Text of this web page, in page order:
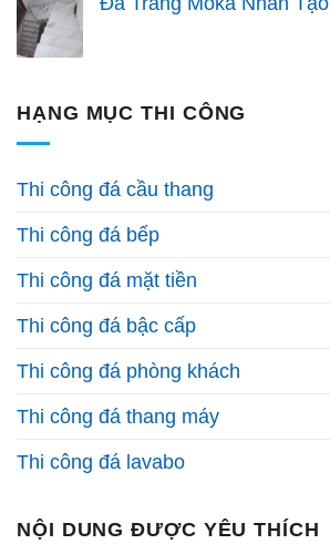
HẠNG MỤC THI CÔNG
Thi công đá cầu thang
Thi công đá bếp
Thi công đá mặt tiền
Thi công đá bậc cấp
Thi công đá phòng khách
Thi công đá thang máy
Thi công đá lavabo
NỘI DUNG ĐƯỢC YÊU THÍCH